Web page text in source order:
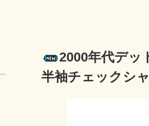
2000年代デ
半袖チェックシ